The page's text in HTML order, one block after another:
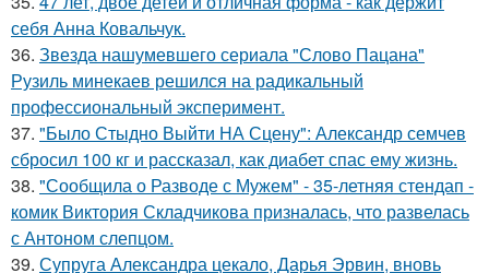
себя Анна Ковальчук.
36. Звезда нашумевшего сериала "Слово Пацана"
Рузиль минекаев решился на радикальный
профессиональный эксперимент.
37. "Было Стыдно Выйти НА Сцену": Александр семчев
сбросил 100 кг и рассказал, как диабет спас ему жизнь.
38. "Сообщила о Разводе с Мужем" - 35-летняя стендап -
комик Виктория Складчикова призналась, что развелась
с Антоном слепцом.
39. Супруга Александра цекало, Дарья Эрвин, вновь